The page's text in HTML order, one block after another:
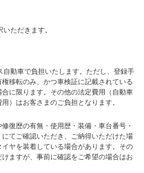
ただきます。
動車で負担いたします。ただし、登録手
移転のみ、かつ車検証に記載されている
に限ります。その他の法定費用（自動車
）はお客さまのご負担となります。
復歴の有無・使用歴・装備・車台番号・
てご確認いただき、ご納得いただけた場
ヤを装着している場合があります。その
ますが、事前に確認をご希望の場合はお